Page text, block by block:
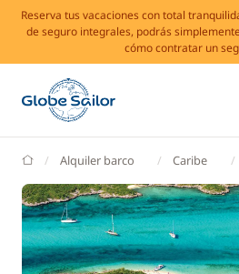
Reserva tus vacaciones con total
de seguro integrales, podrás
cómo contratar un
GlobeSailor
Alquiler barco Caribe